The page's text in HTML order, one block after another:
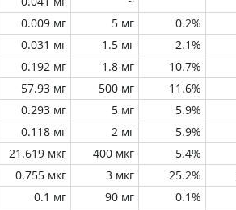
0.009 мг 5 мг 0.2%
0.031 мг 1.5 мг 2.1%
0.192 мг 1.8 мг 10.7%
57.93 мг 500 мг 11.6%
0.293 мг 5 мг 5.9%
0.118 мг 2 мг 5.9%
21.619 мкг 400 мкг 5.4%
0.755 мкг 3 мкг 25.2%
0.1 мг 90 мг 0.1%